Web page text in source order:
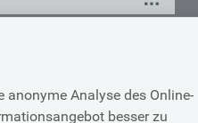
anonyme Analyse des Online-
besser zu